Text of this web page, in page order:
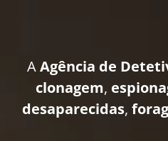
AAgência de
clonagem,
desaparecidas,